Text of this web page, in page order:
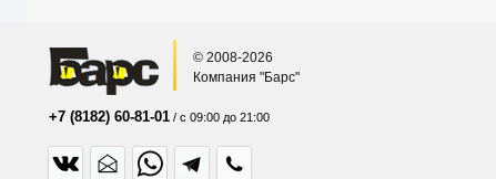
© 2008-2026
Компания "Барс"
+7 (8182) 60-81-01 / с 09:00 до 21:00